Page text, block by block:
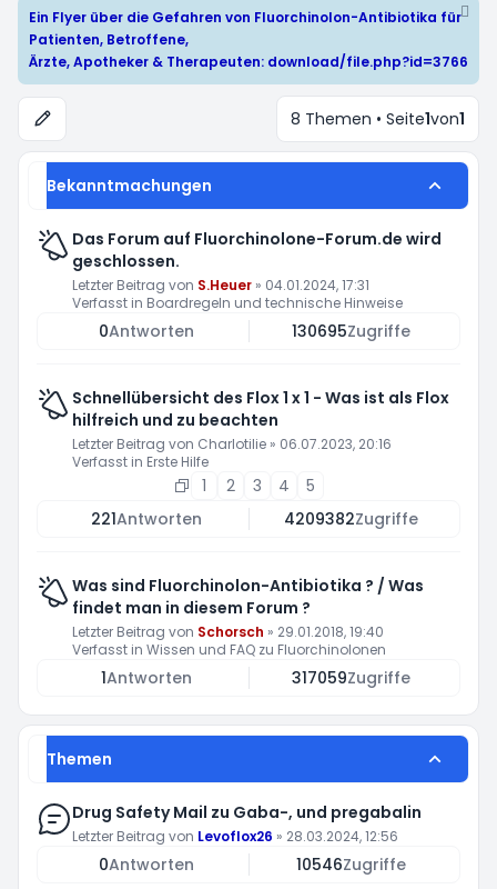
Ein Flyer über die Gefahren von Fluorchinolon-Antibiotika für
Patienten, Betroffene,
Ärzte, Apotheker & Therapeuten: download/file.php?id=3766
8 Themen • Seite1von1
Bekanntmachungen
Das Forum auf Fluorchinolone-Forum.de wird
geschlossen.
Letzter Beitrag von S.Heuer » 04.01.2024, 17:31
Verfasst in Boardregeln und technische Hinweise
0Antworten 130695Zugriffe
Schnellübersicht des Flox 1 x 1 - Was ist als Flox
hilfreich und zu beachten
Letzter Beitrag von Charlotilie » 06.07.2023, 20:16
Verfasst in Erste Hilfe
1 2 3 4
5
221Antworten 4209382Zugriffe
Was sind Fluorchinolon-Antibiotika ? / Was
findet man in diesem Forum ?
Letzter Beitrag von Schorsch » 29.01.2018, 19:40
Verfasst in Wissen und FAQ zu Fluorchinolonen
1Antworten 317059Zugriffe
Themen
Drug Safety Mail zu Gaba-, und pregabalin
Letzter Beitrag von Levoflox26 » 28.03.2024, 12:56
0Antworten 10546Zugriffe